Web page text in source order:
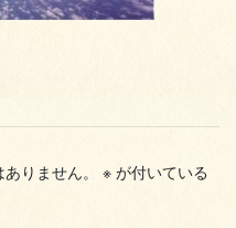
りません。 ※ が付いている